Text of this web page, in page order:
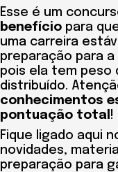
Esse é um
benefício para
uma carreira
preparação para
pois ela tem peso
distribuído.
conhecimentos
pontuação total !
Fique ligado aqui
novidades,
preparação para